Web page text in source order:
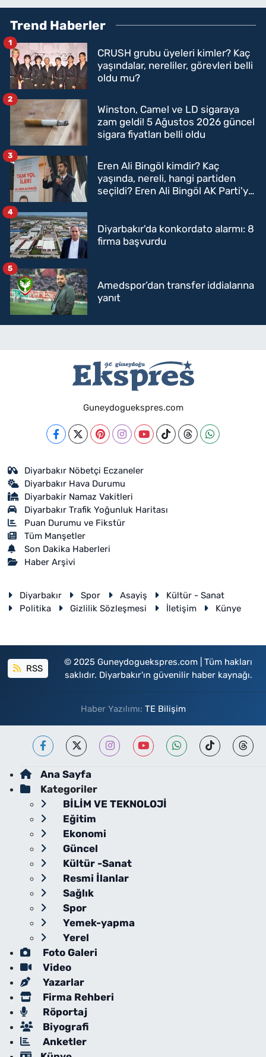
Trend Haberler
CRUSH grubu üyeleri kimler? Kaç
yaşındalar, nereliler, görevleri belli
oldu mu?
1
Winston, Camel ve LD sigaraya
zam geldi! 5 Ağustos 2026 güncel
sigara fiyatları belli oldu
2
Eren Ali Bingöl kimdir? Kaç
yaşında, nereli, hangi partiden
seçildi? Eren Ali Bingöl AK Parti'ye
3
Diyarbakır'da konkordato alarmı: 8
firma başvurdu
4
Amedspor’dan transfer iddialarına
yanıt
5
Guneydoguekspres.com
Diyarbakır Nöbetçi Eczaneler
Diyarbakır Hava Durumu
Diyarbakir Namaz Vakitleri
Diyarbakır Trafik Yoğunluk Haritası
Puan Durumu ve Fikstür
Tüm Manşetler
Son Dakika Haberleri
Haber Arşivi
Diyarbakır Spor Asayiş
Kültür - Sanat
Politika
Gizlilik Sözleşmesi İletişim Künye
RSS
© 2025 Guneydoguekspres.com | Tüm hakları
saklıdır. Diyarbakır'ın güvenilir haber kaynağı.
Haber Yazılımı: TE Bilişim
Ana Sayfa
Kategoriler
BİLİM VE TEKNOLOJİ
Eğitim
Ekonomi
Güncel
Kültür -Sanat
Resmi İlanlar
Sağlık
Spor
Yemek-yapma
Yerel
Foto Galeri
Video
Yazarlar
Firma Rehberi
Röportaj
Biyografi
Anketler